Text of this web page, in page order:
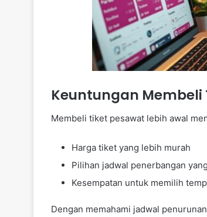
Keuntungan Membeli
Membeli tiket pesawat lebih awal
Harga tiket yang lebih murah
Pilihan jadwal penerbangan
Kesempatan untuk memilih
Dengan memahami jadwal